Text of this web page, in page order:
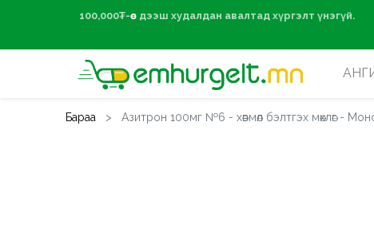
100,000₮-өөс дээш
Бараа Азитрон 100мг №6 - хөвмөл бэлтгэх мөхлөг -